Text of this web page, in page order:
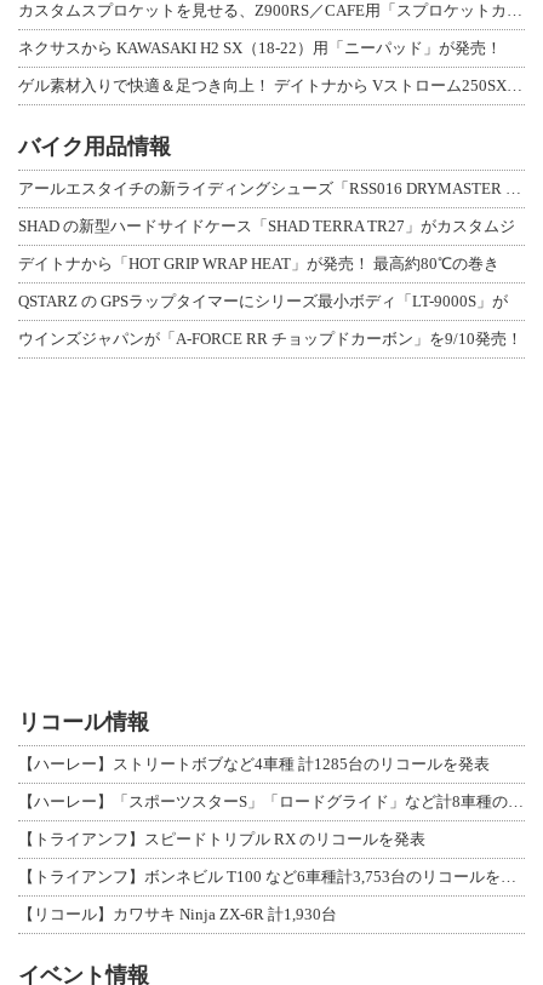
カスタムスプロケットを見せる、Z900RS／CAFE用「スプロケットカバーフルキ
ネクサスから KAWASAKI H2 SX（18-22）用「ニーパッド」が発売！
ゲル素材入りで快適＆足つき向上！ デイトナから Vストローム250SX用「快適ロ
バイク用品情報
アールエスタイチの新ライディングシューズ「RSS016 DRYMASTER スト
SHAD の新型ハードサイドケース「SHAD TERRA TR27」がカスタムジ
デイトナから「HOT GRIP WRAP HEAT」が発売！ 最高約80℃の巻き
QSTARZ の GPSラップタイマーにシリーズ最小ボディ「LT-9000S」が
ウインズジャパンが「A-FORCE RR チョップドカーボン」を9/10発売！
リコール情報
【ハーレー】ストリートボブなど4車種 計1285台のリコールを発表
【ハーレー】「スポーツスターS」「ロードグライド」など計8車種のリコールを発表
【トライアンフ】スピードトリプル RX のリコールを発表
【トライアンフ】ボンネビル T100 など6車種計3,753台のリコールを発表
【リコール】カワサキ Ninja ZX-6R 計1,930台
イベント情報